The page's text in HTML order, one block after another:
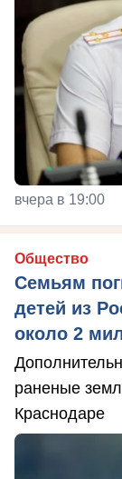
вчера в 19:00
Общество
Семьям
детей из
около 2
раненые
Краснодаре